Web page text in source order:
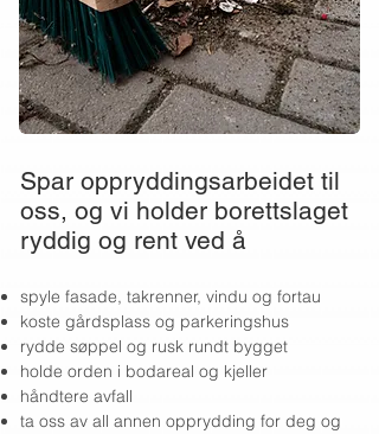
Spar oppryddingsarbeidet til
oss, og vi holder borettslaget
ryddig og rent ved å
spyle fasade, takrenner, vindu og fortau
koste gårdsplass og parkeringshus
rydde søppel og rusk rundt bygget
holde orden i bodareal og kjeller
håndtere avfall
ta oss av all annen opprydding for deg og